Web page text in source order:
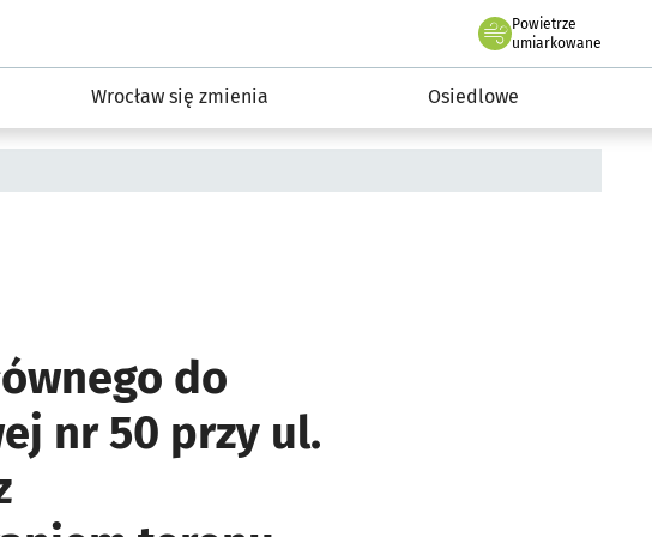
#InwestycjeWRO - miejskie inwestycje 2019-2032
Powietrze
we Wrocławiu
umiarkowane
Wrocław się zmienia Osiedlowe
do
nr 50 przy ul.